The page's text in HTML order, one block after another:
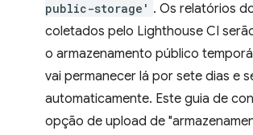
public-storage' . Os relatórios
coletados pelo Lighthouse CI
o armazenamento público
vai permanecer lá por sete dias e
automaticamente. Este guia de
opção de upload de